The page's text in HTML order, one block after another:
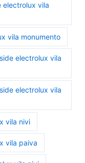
electrolux vila
vila monumento
electrolux vila
electrolux vila
vila nivi
vila paiva